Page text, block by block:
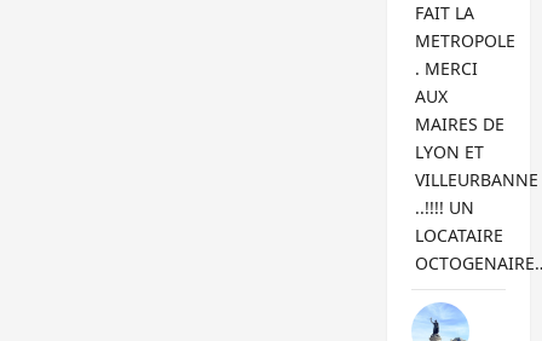
FAIT LA
METROPOLE
. MERCI
AUX
MAIRES DE
LYON ET
VILLEURBANNE
..!!!! UN
LOCATAIRE